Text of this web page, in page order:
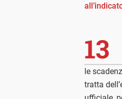
13
le
tratta